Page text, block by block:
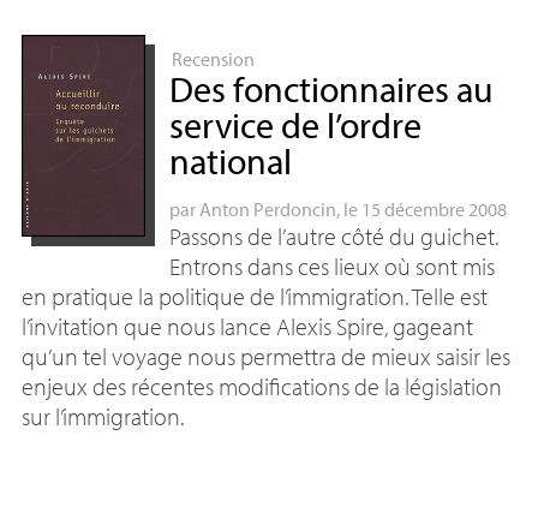
Recension
Des fonctionnaires au
service de l’ordre
national
parAnton Perdoncin, le 15 décembre 2008
Passons de l’autre côté du guichet.
Entrons dans ces lieux où sont mis
en pratique la politique de l’immigration. Telle est
l’invitation que nous lance Alexis Spire, gageant
qu’un tel voyage nous permettra de mieux saisir les
enjeux des récentes modifications de la législation
sur l’immigration.